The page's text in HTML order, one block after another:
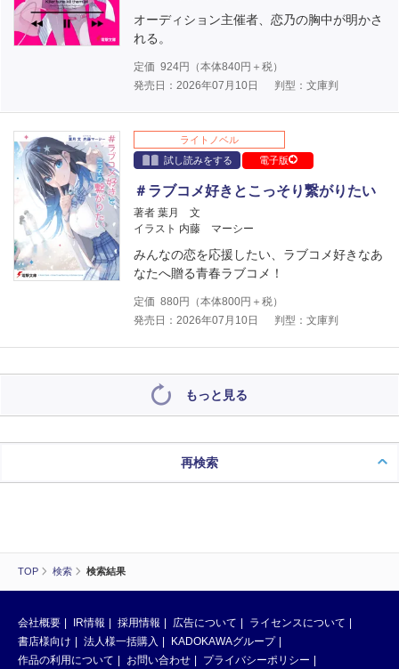
TOP 検索 検索結果
オーディション主催者、恋乃の胸中が明かさ
れる。
定価 924円（本体840円＋税）
発売日：2026年07月10日
判型：文庫判
ライトノベル
試し読みをする
電子版
＃ラブコメ好きとこっそり繋がりたい
著者 葉月 文
イラスト 内藤 マーシー
みんなの恋を応援したい、ラブコメ好きなあ
なたへ贈る青春ラブコメ！
定価 880円（本体800円＋税）
発売日：2026年07月10日
判型：文庫判
もっと見る
再検索
会社概要 IR情報 採用情報 広告について
ライセンスについて
書店様向け
法人様一括購入
KADOKAWAグループ
作品の利用について
お問い合わせ プライバシーポリシー